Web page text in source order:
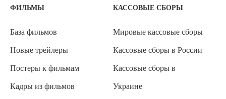
ФИЛЬМЫ
База фильмов
Новые трейлеры
Постеры к фильмам
Кадры из фильмов
КАССОВЫЕ СБОРЫ
Мировые кассовые сборы
Кассовые сборы в России
Кассовые сборы в
Украине